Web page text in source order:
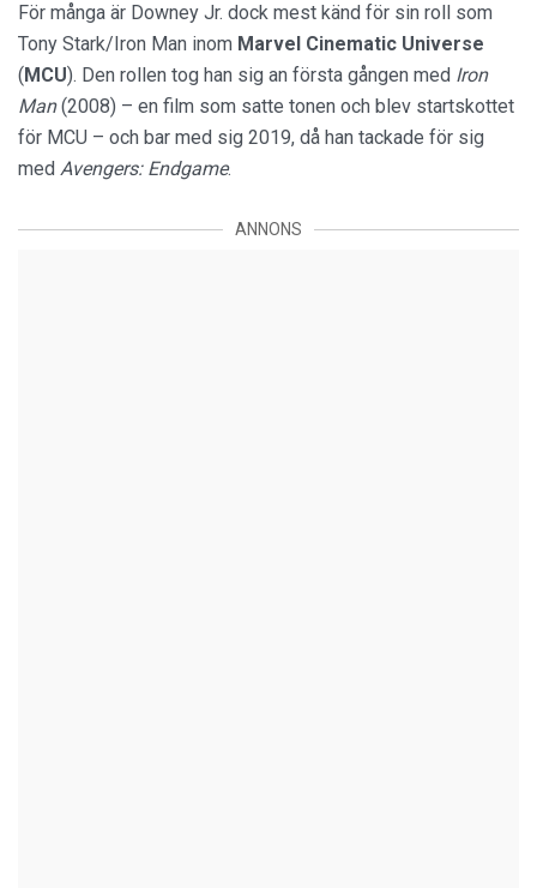
För många är Downey Jr. dock mest känd för sin roll som
Tony Stark/Iron Man inom Marvel Cinematic Universe
(MCU). Den rollen tog han sig an första gången med Iron
Man(2008) – en film som satte tonen och blev startskottet
för MCU – och bar med sig 2019, då han tackade för sig
med Avengers: Endgame.
ANNONS